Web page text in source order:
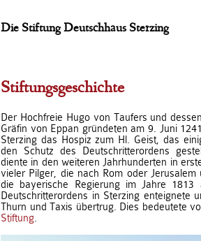
Die Stiftung Deutschhaus Sterzing
Stiftungsgeschichte
Der Hochfreie Hugo von Taufers und
Gräfin von Eppan gründeten am 9. Juni
Sterzing das Hospiz zum Hl. Geist, das
den Schutz des Deutschritterordens
diente in den weiteren Jahrhunderten in
vieler Pilger, die nach Rom oder Jerusalem
die bayerische Regierung im Jahre 1813
Deutschritterordens in Sterzing enteignete
Thurn und Taxis übertrug. Dies bedeutete
Stiftung.